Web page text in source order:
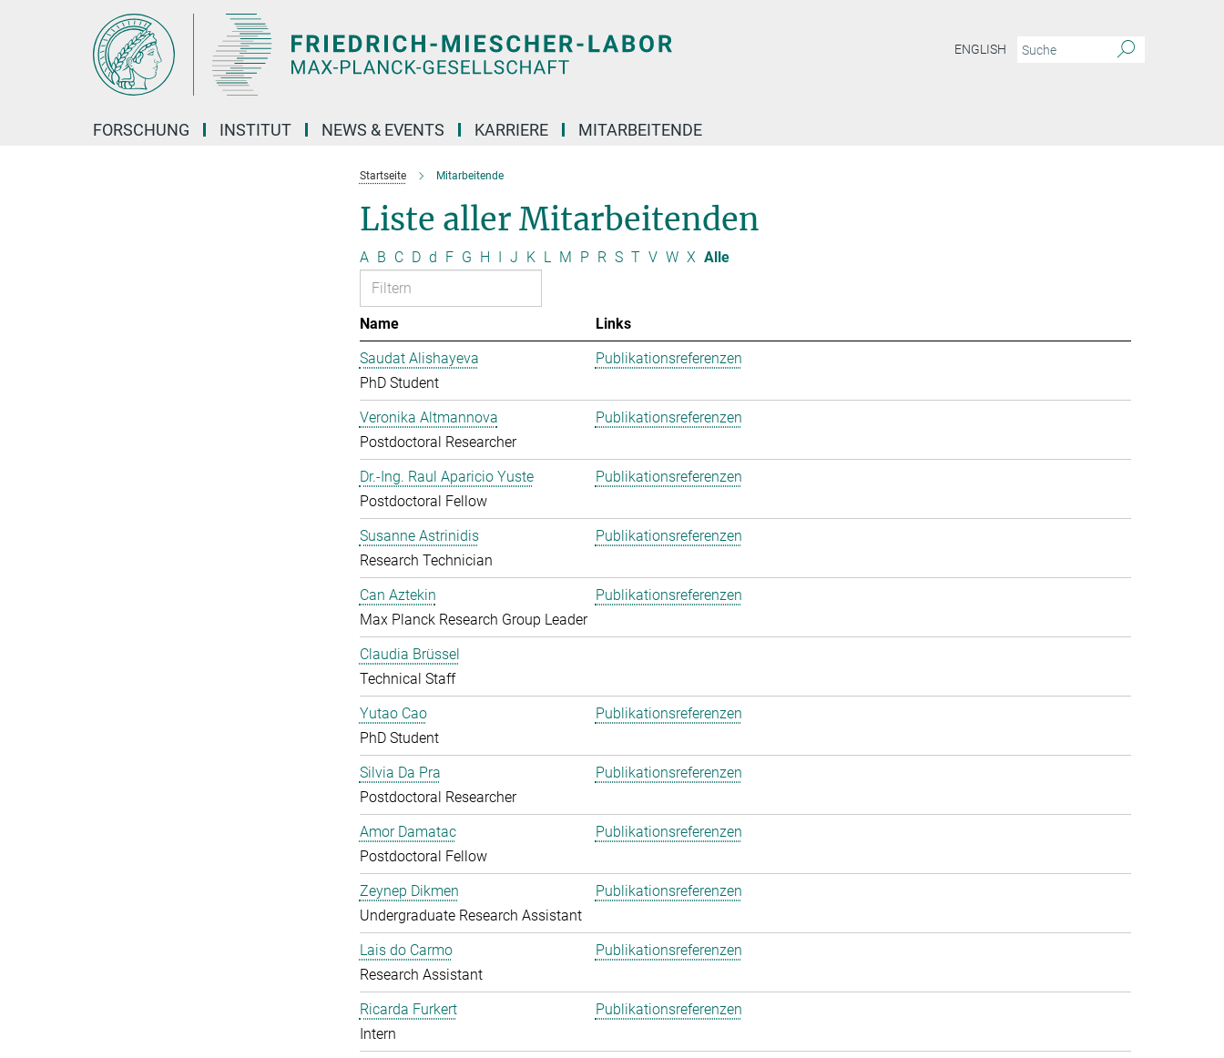
ENGLISH
FORSCHUNG INSTITUT NEWS & EVENTS KARRIERE MITARBEITENDE
Startseite Mitarbeitende
Liste aller Mitarbeitenden
A B C D d F G H I J K L M P R S T V W X Alle
Name
Links
Saudat Alishayeva
PhD Student
Publikationsreferenzen
Veronika Altmannova
Postdoctoral Researcher
Publikationsreferenzen
Dr.-Ing. Raul Aparicio Yuste
Postdoctoral Fellow
Publikationsreferenzen
Susanne Astrinidis
Research Technician
Publikationsreferenzen
Can Aztekin
Max Planck Research Group Leader
Publikationsreferenzen
Claudia Brüssel
Technical Staff
Yutao Cao
PhD Student
Publikationsreferenzen
Silvia Da Pra
Postdoctoral Researcher
Publikationsreferenzen
Amor Damatac
Postdoctoral Fellow
Publikationsreferenzen
Zeynep Dikmen
Undergraduate Research Assistant
Publikationsreferenzen
Lais do Carmo
Research Assistant
Publikationsreferenzen
Ricarda Furkert
Intern
Publikationsreferenzen